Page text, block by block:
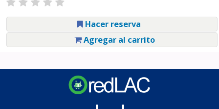
Hacer reserva
Agregar al carrito